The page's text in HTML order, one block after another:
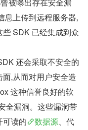
被曝出存在安全漏
息上传到远程服务器,
SDK 已经集成到众
还会采取不安全的
,从而对用户安全造
这种信誉良好的软
全漏洞。这些漏洞带
可读的
数据源、代